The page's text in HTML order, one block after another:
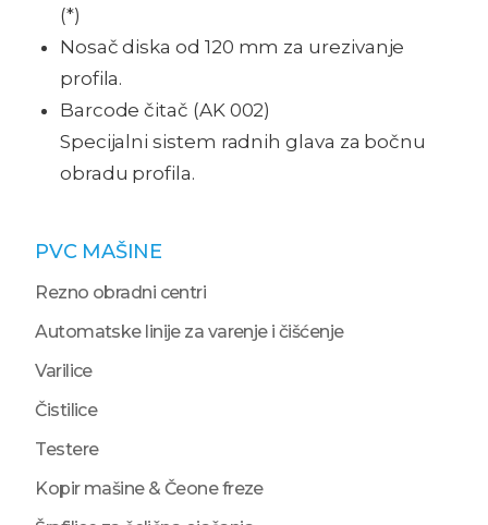
PVC MAŠINE
Rezno obradni centri
Automatske linije za varenje i čišćenje
Varilice
Čistilice
Testere
Kopir mašine & Čeone freze
(*)
Nosač diska od 120 mm za urezivanje
profila.
Barcode čitač (AK 002)
Specijalni sistem radnih glava za bočnu
obradu profila.